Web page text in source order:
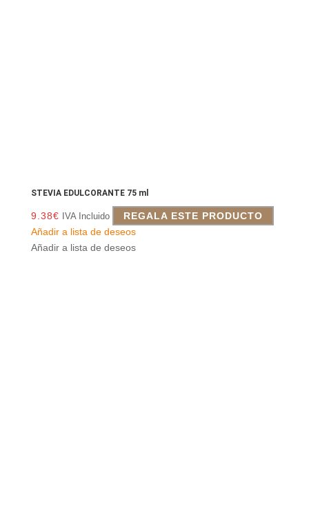
STEVIA EDULCORANTE 75 ml
9.38€ IVA Incluido
REGALA ESTE PRODUCTO
Añadir a lista de deseos
Añadir a lista de deseos